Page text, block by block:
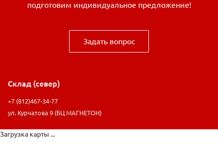
подготовим индивидуальное предложение!
Задать вопрос
Склад (север)
+7 (812)467-34-77
ул. Курчатова 9 (БЦ МАГНЕТОН)
Загрузка карты ...